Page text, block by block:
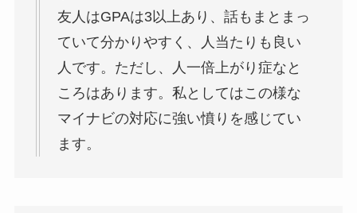
友人はGPAは3以上あり、話もまとまっ
ていて分かりやすく、人当たりも良い
人です。ただし、人一倍上がり症なと
ころはあります。私としてはこの様な
マイナビの対応に強い憤りを感じてい
ます。